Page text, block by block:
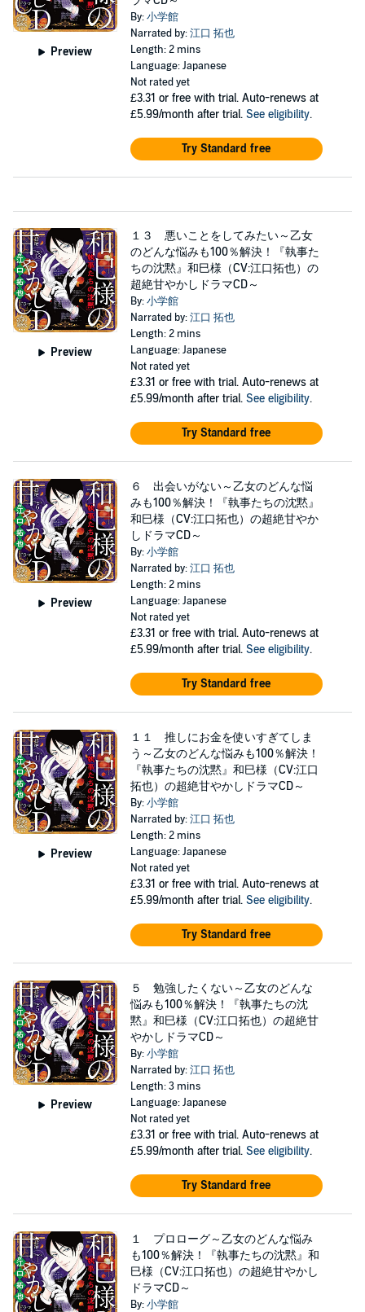
Preview
By:小学館
Narrated by:江口 拓也
Length: 2 mins
Language: Japanese
Not rated yet
£3.31 or free with trial. Auto-renews at
£5.99/month after trial. See eligibility.
Try Standard free
Preview
１３ 悪いことをしてみたい～乙女
のどんな悩みも100％解決！『執事た
ちの沈黙』和巳様（CV:江口拓也）の
超絶甘やかしドラマCD～
By:小学館
Narrated by:江口 拓也
Length: 2 mins
Language: Japanese
Not rated yet
£3.31 or free with trial. Auto-renews at
£5.99/month after trial. See eligibility.
Try Standard free
Preview
６ 出会いがない～乙女のどんな悩
みも100％解決！『執事たちの沈黙』
和巳様（CV:江口拓也）の超絶甘やか
しドラマCD～
By:小学館
Narrated by:江口 拓也
Length: 2 mins
Language: Japanese
Not rated yet
£3.31 or free with trial. Auto-renews at
£5.99/month after trial. See eligibility.
Try Standard free
Preview
１１ 推しにお金を使いすぎてしま
う～乙女のどんな悩みも100％解決！
『執事たちの沈黙』和巳様（CV:江口
拓也）の超絶甘やかしドラマCD～
By:小学館
Narrated by:江口 拓也
Length: 2 mins
Language: Japanese
Not rated yet
£3.31 or free with trial. Auto-renews at
£5.99/month after trial. See eligibility.
Try Standard free
Preview
５ 勉強したくない～乙女のどんな
悩みも100％解決！『執事たちの沈
黙』和巳様（CV:江口拓也）の超絶甘
やかしドラマCD～
By:小学館
Narrated by:江口 拓也
Length: 3 mins
Language: Japanese
Not rated yet
£3.31 or free with trial. Auto-renews at
£5.99/month after trial. See eligibility.
Try Standard free
１ プロローグ～乙女のどんな悩み
も100％解決！『執事たちの沈黙』和
巳様（CV:江口拓也）の超絶甘やかし
ドラマCD～
By:小学館